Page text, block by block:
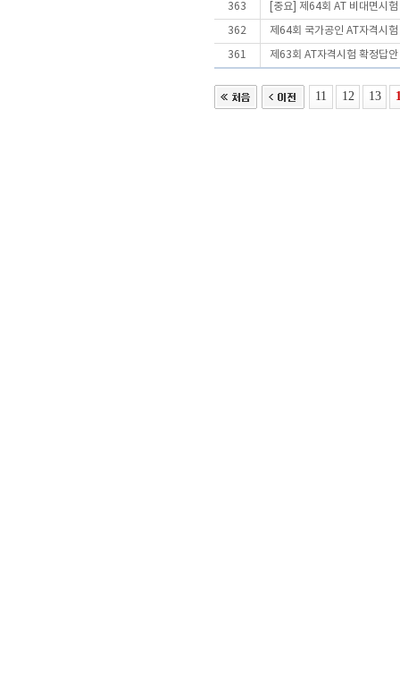
363 [중요] 제64회 AT 비대면시
362 제64회 국가공인 AT자격시
361 제63회 AT자격시험 확정답
11 12 13